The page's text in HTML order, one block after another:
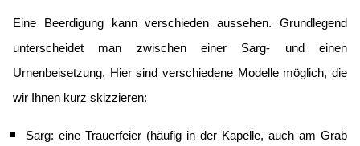
Eine Beerdigung kann verschieden aussehen. Grundlegend
unterscheidet man zwischen einer Sarg- und einen
Urnenbeisetzung. Hier sind verschiedene Modelle möglich, die
wir Ihnen kurz skizzieren:
Sarg: eine Trauerfeier (häufig in der Kapelle, auch am Grab